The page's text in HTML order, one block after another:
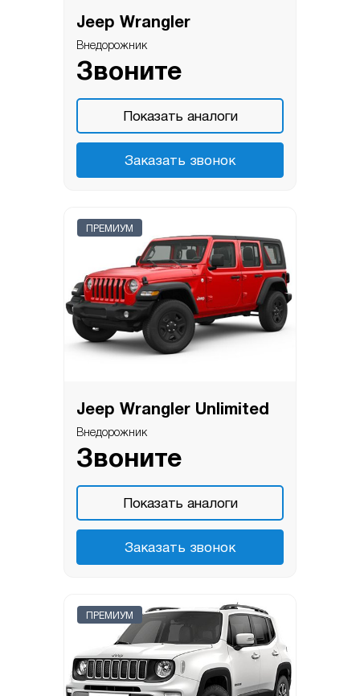
Jeep Wrangler
Внедорожник
Звоните
Показать аналоги
Заказать звонок
ПРЕМИУМ
Jeep Wrangler Unlimited
Внедорожник
Звоните
Показать аналоги
Заказать звонок
ПРЕМИУМ